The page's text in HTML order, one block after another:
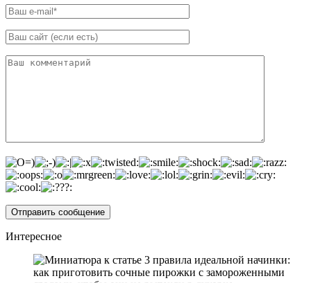
Интересное